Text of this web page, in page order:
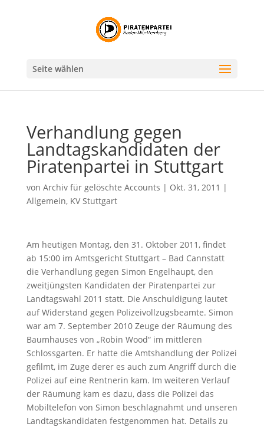
Seite wählen
Verhandlung gegen
Landtagskandidaten der
Piratenpartei in Stuttgart
von Archiv für gelöschte Accounts | Okt. 31, 2011 |
Allgemein, KV Stuttgart
Am heutigen Montag, den 31. Oktober 2011, findet
ab 15:00 im Amtsgericht Stuttgart – Bad Cannstatt
die Verhandlung gegen Simon Engelhaupt, den
zweitjüngsten Kandidaten der Piratenpartei zur
Landtagswahl 2011 statt. Die Anschuldigung lautet
auf Widerstand gegen Polizeivollzugsbeamte. Simon
war am 7. September 2010 Zeuge der Räumung des
Baumhauses von „Robin Wood“ im mittleren
Schlossgarten. Er hatte die Amtshandlung der Polizei
gefilmt, im Zuge derer es auch zum Angriff durch die
Polizei auf eine Rentnerin kam. Im weiteren Verlauf
der Räumung kam es dazu, dass die Polizei das
Mobiltelefon von Simon beschlagnahmt und unseren
Landtagskandidaten festgenommen hat. Details zu